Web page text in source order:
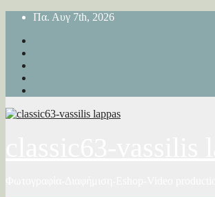
Μετάβαση
περιεχόμενο
Πα. Αυγ 7th, 2026